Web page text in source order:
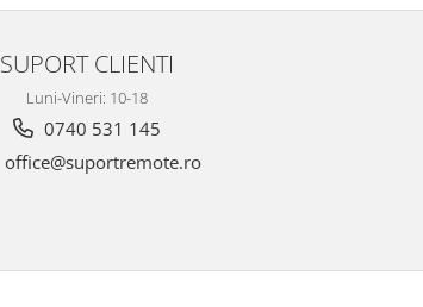
SUPORT CLIENTI
Luni-Vineri: 10-18
0740 531 145
office@suportremote.ro